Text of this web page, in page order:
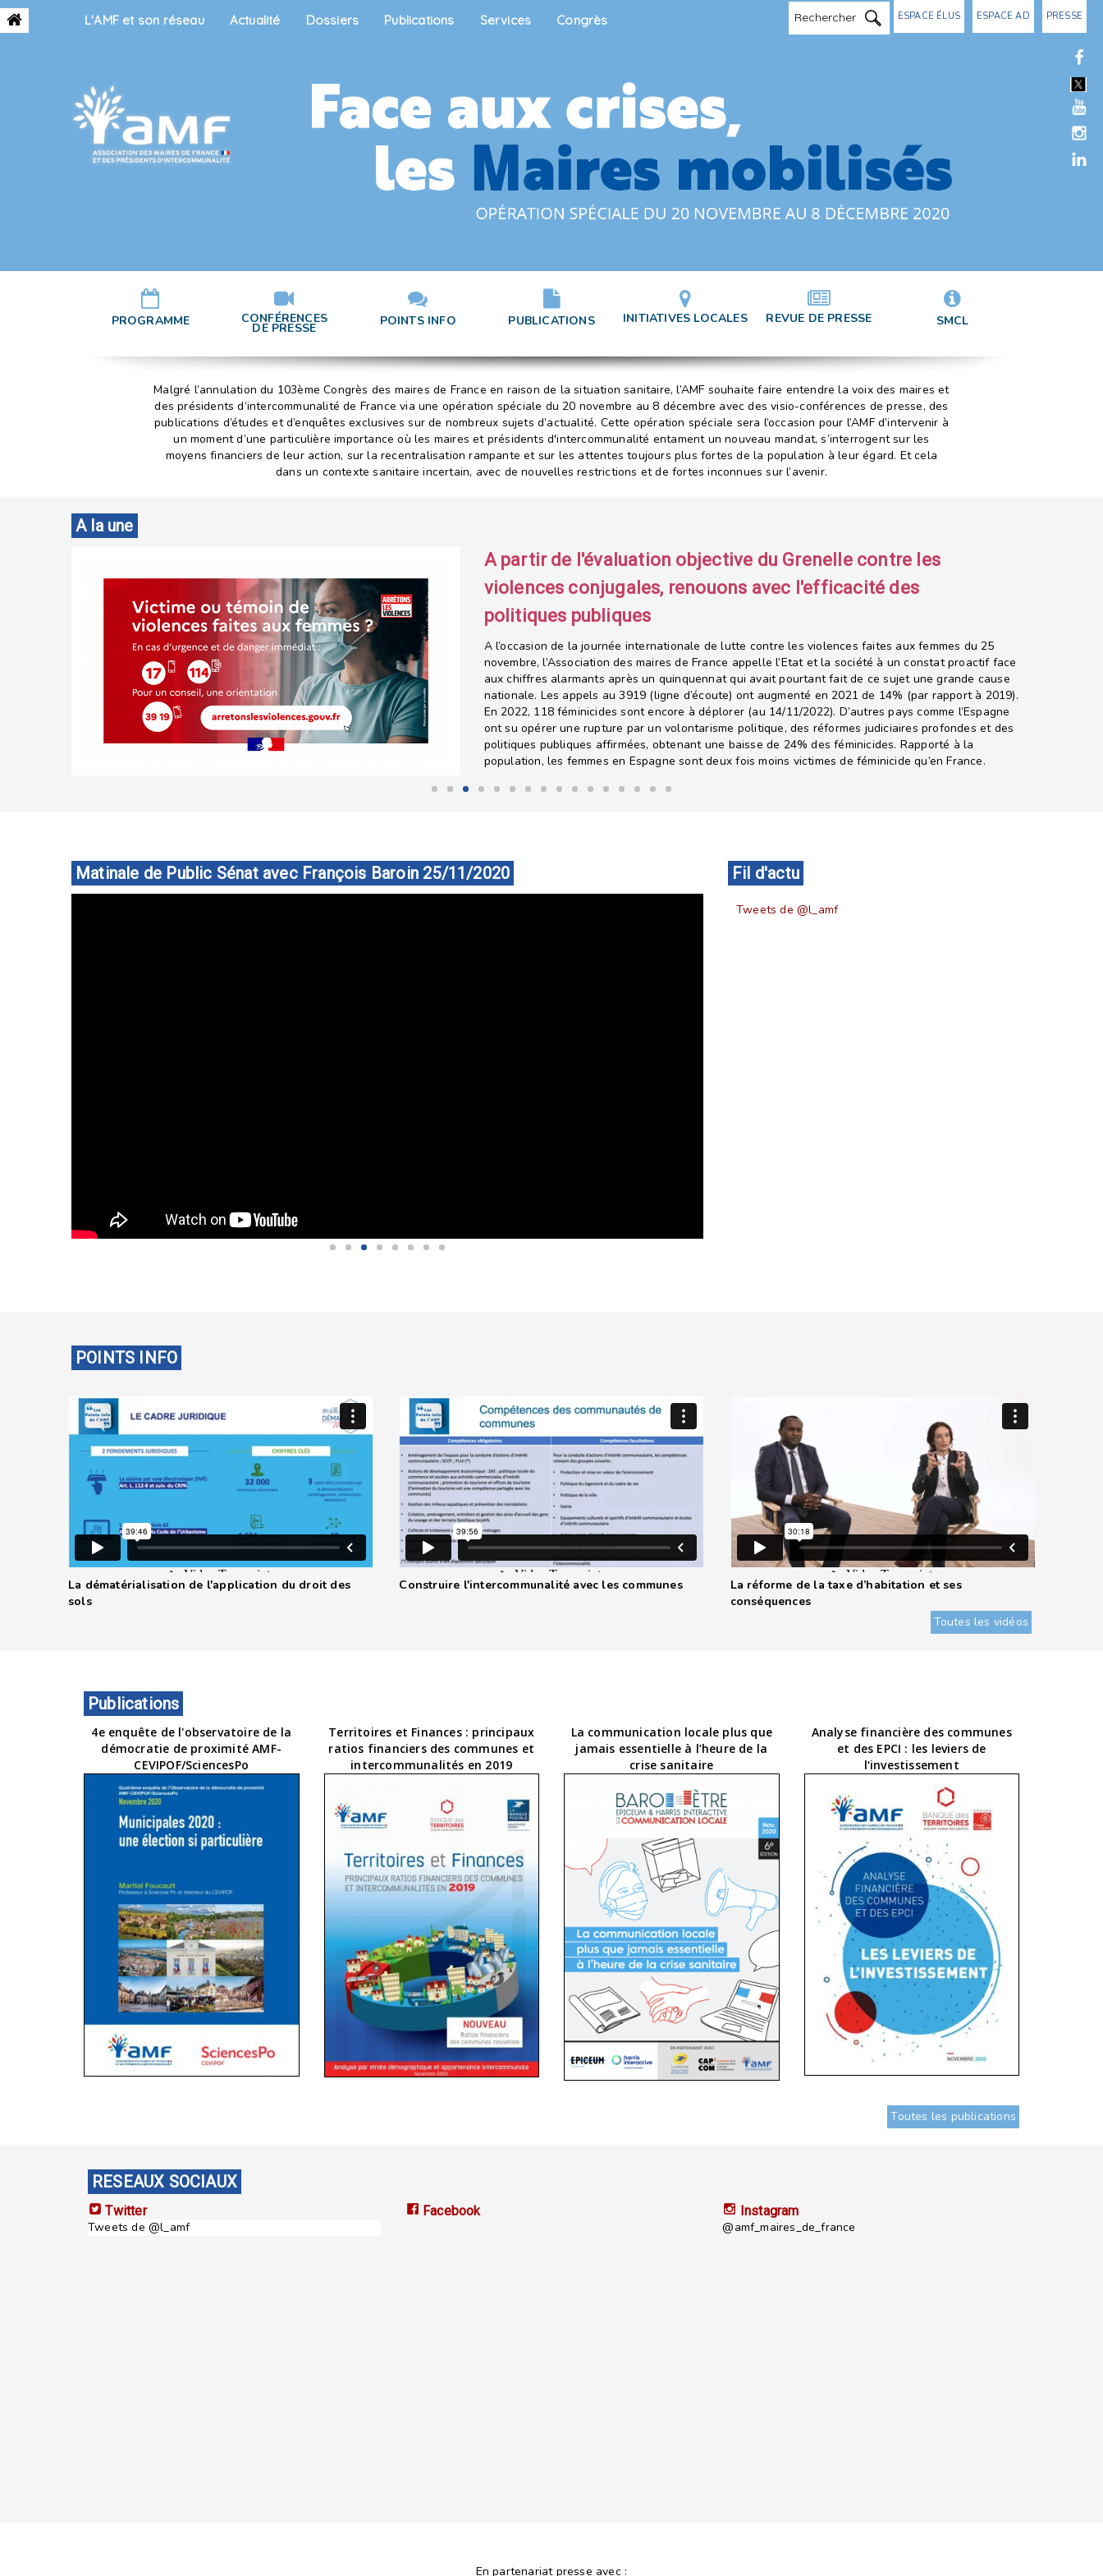
ESPACE ÉLUS ESPACE AD PRESSE
L'AMF et son réseau Actualité Dossiers Publications Services Congrès
PROGRAMME CONFÉRENCES
DE PRESSE POINTS INFO PUBLICATIONS INITIATIVES LOCALES REVUE DE PRESSE SMCL
Malgré l’annulation du 103ème Congrès des maires de France en raison de la situation sanitaire, l’AMF souhaite faire entendre la voix des maires et
des présidents d’intercommunalité de France via une opération spéciale du 20 novembre au 8 décembre avec des visio-conférences de presse, des
publications d’études et d’enquêtes exclusives sur de nombreux sujets d’actualité. Cette opération spéciale sera l’occasion pour l’AMF d’intervenir à
un moment d’une particulière importance où les maires et présidents d'intercommunalité entament un nouveau mandat, s’interrogent sur les
moyens financiers de leur action, sur la recentralisation rampante et sur les attentes toujours plus fortes de la population à leur égard. Et cela
dans un contexte sanitaire incertain, avec de nouvelles restrictions et de fortes inconnues sur l’avenir.
A la une
A partir de l'évaluation objective du Grenelle contre les
violences conjugales, renouons avec l'efficacité des
politiques publiques
A l’occasion de la journée internationale de lutte contre les violences faites aux femmes du 25
novembre, l’Association des maires de France appelle l’Etat et la société à un constat proactif face
aux chiffres alarmants après un quinquennat qui avait pourtant fait de ce sujet une grande cause
nationale. Les appels au 3919 (ligne d’écoute) ont augmenté en 2021 de 14% (par rapport à 2019).
En 2022, 118 féminicides sont encore à déplorer (au 14/11/2022). D’autres pays comme l’Espagne
ont su opérer une rupture par un volontarisme politique, des réformes judiciaires profondes et des
politiques publiques affirmées, obtenant une baisse de 24% des féminicides. Rapporté à la
population, les femmes en Espagne sont deux fois moins victimes de féminicide qu’en France.
Matinale de Public Sénat avec François Baroin 25/11/2020 Conférence de presse du 24/11/2020
Fil d'actu
Tweets de @l_amf
POINTS INFO
La dématérialisation de l'application du droit des
sols
Construire l'intercommunalité avec les communes
La réforme de la taxe d’habitation et ses
conséquences
Toutes les vidéos
Publications
4e enquête de l'observatoire de la
démocratie de proximité AMF-
CEVIPOF/SciencesPo
Territoires et Finances : principaux
ratios financiers des communes et
intercommunalités en 2019
La communication locale plus que
jamais essentielle à l’heure de la
crise sanitaire
Analyse financière des communes
et des EPCI : les leviers de
l‘investissement
Toutes les publications
RESEAUX SOCIAUX
Twitter
Tweets de @l_amf
Facebook
Instagram
@amf_maires_de_france
En partenariat presse avec :